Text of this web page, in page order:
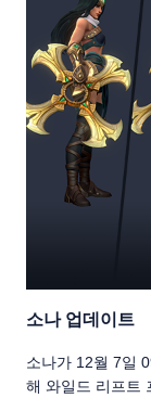
소나 업데이트
소나가 12월 7일
해 와일드 리프트